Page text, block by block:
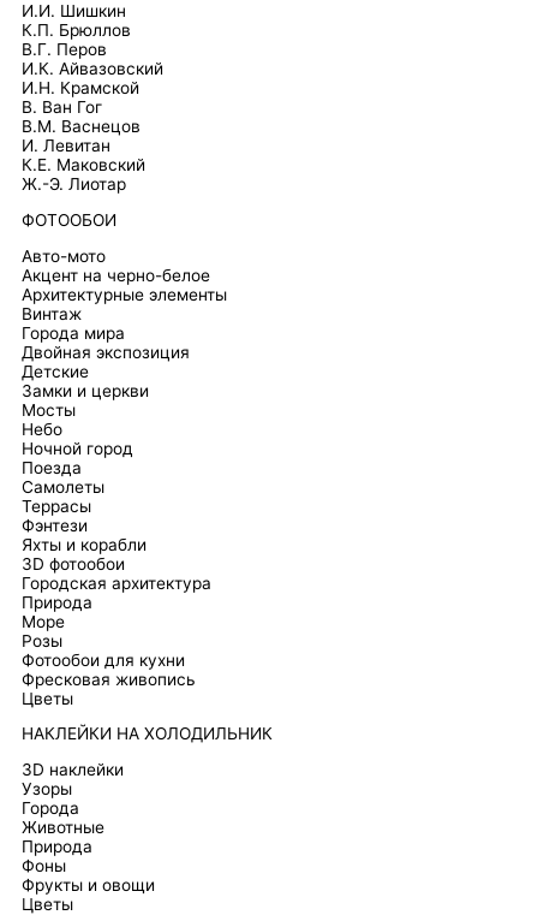
И.И. Шишкин
К.П. Брюллов
В.Г. Перов
И.К. Айвазовский
И.Н. Крамской
В. Ван Гог
В.М. Васнецов
И. Левитан
К.Е. Маковский
Ж.-Э. Лиотар
ФОТООБОИ
Авто-мото
Акцент на черно-белое
Архитектурные элементы
Винтаж
Города мира
Двойная экспозиция
Детские
Замки и церкви
Мосты
Небо
Ночной город
Поезда
Самолеты
Террасы
Фэнтези
Яхты и корабли
3D фотообои
Городская архитектура
Природа
Море
Розы
Фотообои для кухни
Фресковая живопись
Цветы
НАКЛЕЙКИ НА ХОЛОДИЛЬНИК
3D наклейки
Узоры
Города
Животные
Природа
Фоны
Фрукты и овощи
Цветы